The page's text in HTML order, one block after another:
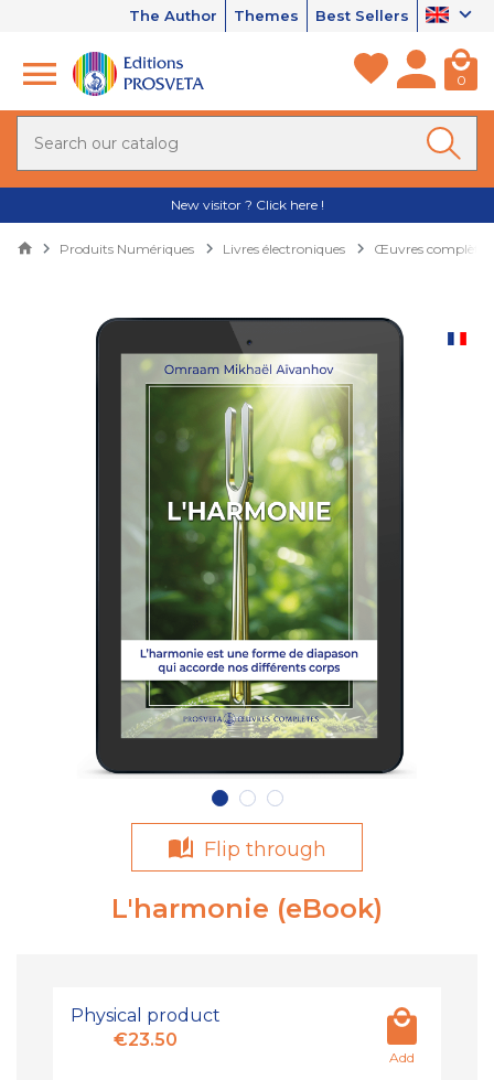
The Author Themes Best Sellers
0
New visitor ? Click here !
Produits Numériques Livres électroniques Œuvres complètes
Flip through
L'harmonie (eBook)
Physical product
€23.50
Add